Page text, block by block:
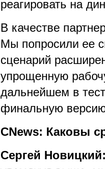
реагировать на
В качестве
Мы попросили ее
сценарий
упрощенную
дальнейшем в
финальную
СNews: Каковы
Сергей